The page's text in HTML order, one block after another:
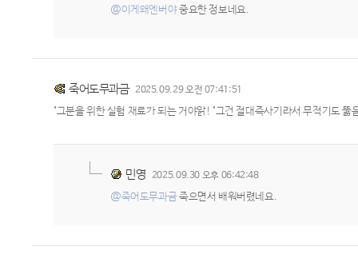
@이게왜엔버야중요한 정보네요.
죽어도무과금 2025.09.29 오전 07:41:51
"그분을 위한 실험 재료가 되는 거야앍! "그건 절대즉사기라서 무적기도 뚫
민영 2025.09.30 오후 06:42:48
@죽어도무과금죽으면서 배워버렸네요.